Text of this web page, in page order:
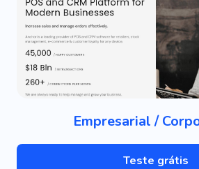
Empresarial /
Teste grátis